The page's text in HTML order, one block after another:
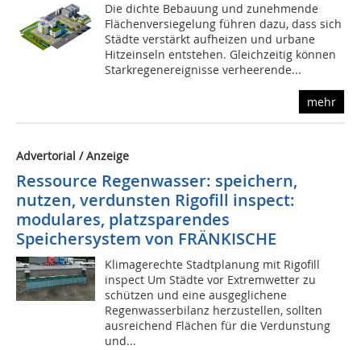
Die dichte Bebauung und zunehmende
Flächenversiegelung führen dazu, dass sich
Städte verstärkt aufheizen und urbane
Hitzeinseln entstehen. Gleichzeitig können
Starkregenereignisse verheerende...
mehr
Advertorial / Anzeige
Ressource Regenwasser: speichern,
nutzen, verdunsten Rigofill inspect:
modulares, platzsparendes
Speichersystem von FRÄNKISCHE
Klimagerechte Stadtplanung mit Rigofill
inspect Um Städte vor Extremwetter zu
schützen und eine ausgeglichene
Regenwasserbilanz herzustellen, sollten
ausreichend Flächen für die Verdunstung
und...